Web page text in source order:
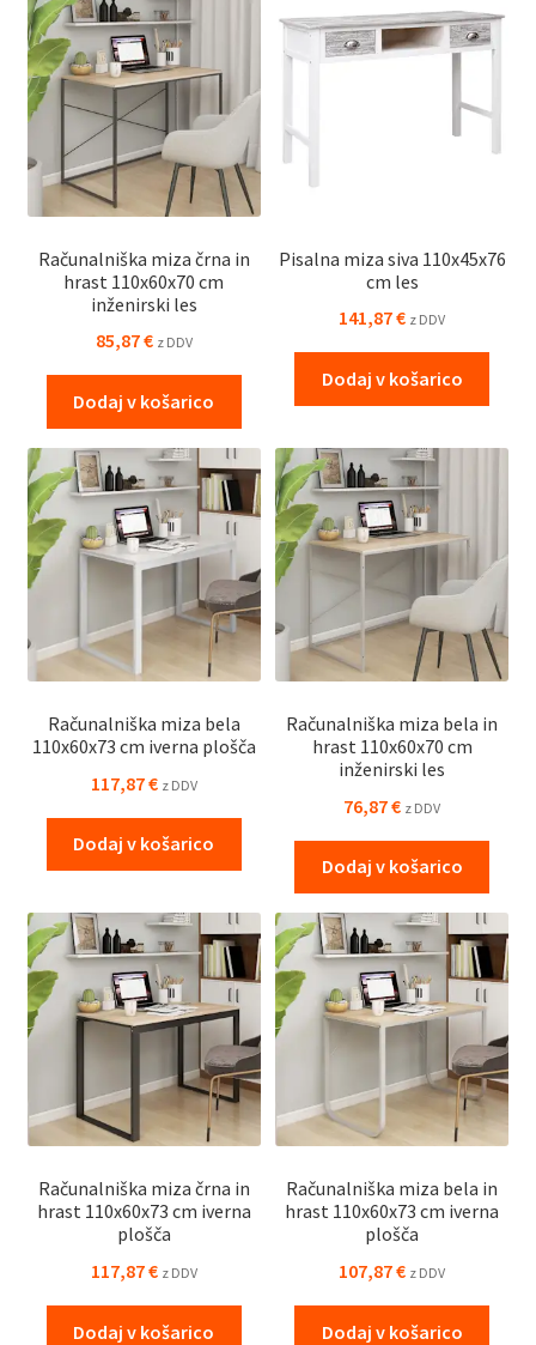
Računalniška miza črna in
hrast 110x60x70 cm
inženirski les
85,87€ z DDV
Dodaj v košarico
Pisalna miza siva 110x45x76
cm les
141,87€ z DDV
Dodaj v košarico
Računalniška miza bela
110x60x73 cm iverna plošča
117,87€ z DDV
Dodaj v košarico
Računalniška miza bela in
hrast 110x60x70 cm
inženirski les
76,87€ z DDV
Dodaj v košarico
Računalniška miza črna in
hrast 110x60x73 cm iverna
plošča
117,87€ z DDV
Dodaj v košarico
Računalniška miza bela in
hrast 110x60x73 cm iverna
plošča
107,87€ z DDV
Dodaj v košarico